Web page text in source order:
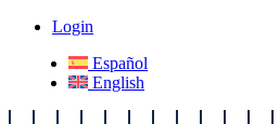
Login
Español
English